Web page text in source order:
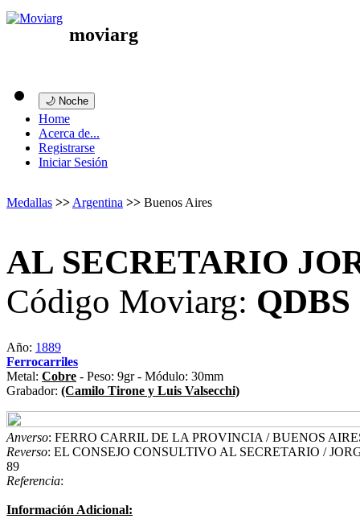
moviarg
🌙 Noche
Home
Acerca de...
Registrarse
Iniciar Sesión
Medallas >> Argentina >> Buenos Aires
AL SECRETARIO
Código Moviarg: QDBS
Año: 1889
Ferrocarriles
Metal: Cobre - Peso: 9gr - Módulo: 30mm
Grabador: (Camilo Tirone y Luis Valsecchi)
Anverso: FERRO CARRIL DE LA PROVINCIA / BUENOS
Reverso: EL CONSEJO CONSULTIVO AL SECRETARIO /
89
Referencia:
Información Adicional: